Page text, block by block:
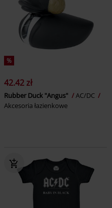
%
42.42 zł
Rubber Duck "Angus"
AC/DC
Akcesoria łazienkowe